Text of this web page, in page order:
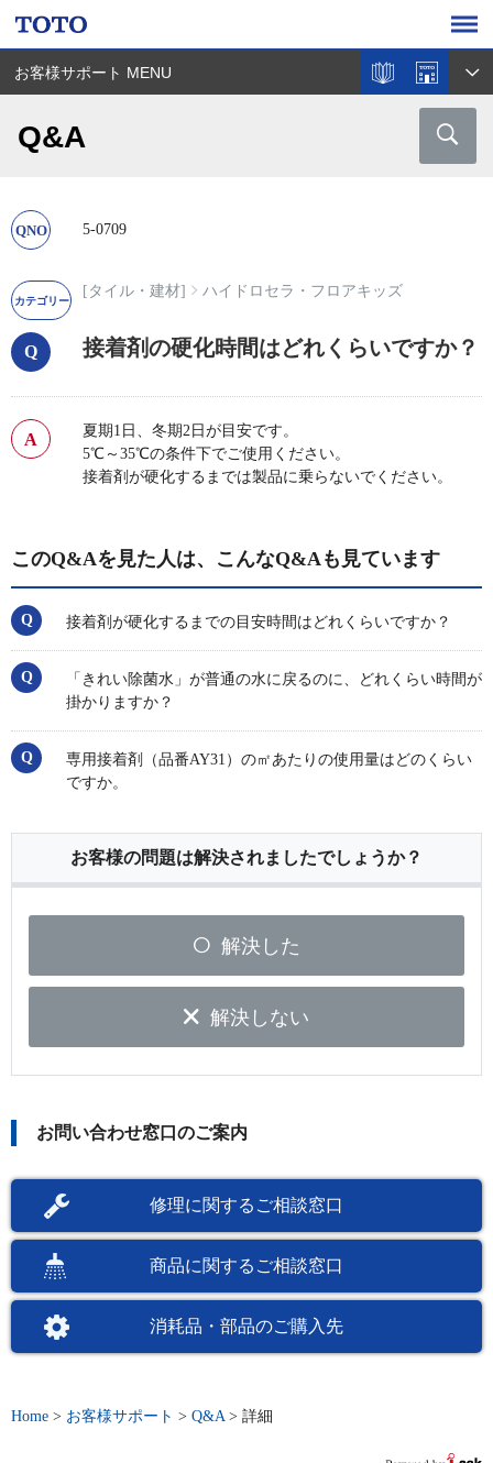
お客様サポート MENU
Q&A
5-0709
[タイル・建材] ハイドロセラ・フロアキッズ
接着剤の硬化時間はどれくらいですか？
夏期1日、冬期2日が目安です。
5℃～35℃の条件下でご使用ください。
接着剤が硬化するまでは製品に乗らないでください。
このQ&Aを見た人は、こんなQ&Aも見ています
接着剤が硬化するまでの目安時間はどれくらいですか？
「きれい除菌水」が普通の水に戻るのに、どれくらい時間が
掛かりますか？
専用接着剤（品番AY31）の㎡あたりの使用量はどのくらい
ですか。
お客様の問題は解決されましたでしょうか？
解決した
解決しない
お問い合わせ窓口のご案内
修理に関するご相談窓口
商品に関するご相談窓口
消耗品・部品のご購入先
Home > お客様サポート > Q&A > 詳細